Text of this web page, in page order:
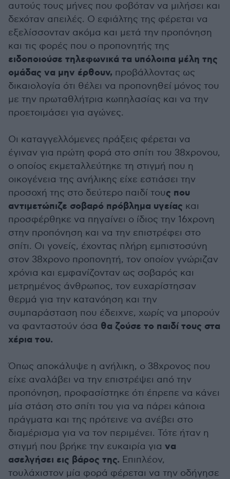
αυτούς τους μήνες που φοβόταν να μιλήσει και
δεχόταν απειλές. Ο εφιάλτης της φέρεται να
εξελίσσονταν ακόμα και μετά την προπόνηση
και τις φορές που ο προπονητής της
ειδοποιούσε τηλεφωνικά τα υπόλοιπα μέλη της
ομάδας να μην έρθουν, προβάλλοντας ως
δικαιολογία ότι θέλει να προπονηθεί μόνος του
με την πρωταθλήτρια κωπηλασίας και να την
προετοιμάσει για αγώνες.
Οι καταγγελλόμενες πράξεις φέρεται να
έγιναν για πρώτη φορά στο σπίτι του 38χρονου,
ο οποίος εκμεταλλεύτηκε τη στιγμή που η
οικογένεια της ανήλικης είχε εστιάσει την
προσοχή της στο δεύτερο παιδί τους που
αντιμετώπιζε σοβαρό πρόβλημα υγείας και
προσφέρθηκε να πηγαίνει ο ίδιος την 16χρονη
στην προπόνηση και να την επιστρέφει στο
σπίτι. Οι γονείς, έχοντας πλήρη εμπιστοσύνη
στον 38χρονο προπονητή, τον οποίον γνώριζαν
χρόνια και εμφανίζονταν ως σοβαρός και
μετρημένος άνθρωπος, τον ευχαρίστησαν
θερμά για την κατανόηση και την
συμπαράσταση που έδειχνε, χωρίς να μπορούν
να φανταστούν όσα θα ζούσε το παιδί τους στα
χέρια του.
Όπως αποκάλυψε η ανήλικη, ο 38χρονος που
είχε αναλάβει να την επιστρέψει από την
προπόνηση, προφασίστηκε ότι έπρεπε να κάνει
μία στάση στο σπίτι του για να πάρει κάποια
πράγματα και της πρότεινε να ανέβει στο
διαμέρισμα για να τον περιμένει. Τότε ήταν η
στιγμή που βρήκε την ευκαιρία για να
ασελγήσει εις βάρος της. Επιπλέον,
τουλάχιστον μία φορά φέρεται να την οδήγησε